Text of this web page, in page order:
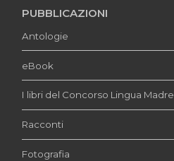
PUBBLICAZIONI
Antologie
eBook
I libri del Concorso Lingua Madre
Racconti
Fotografia